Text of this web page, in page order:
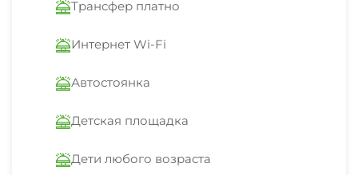
сможете выложить фотографии, отправить
файл или позвонить родным по видео.
Даже если вы прибудете поздно ночью, вас
регистрации и помогут с размещением.
К вашим услугам: прачечная, обслуживание
Трансфер платно
Интернет Wi-Fi
Автостоянка
Детская площадка
Дети любого возраста